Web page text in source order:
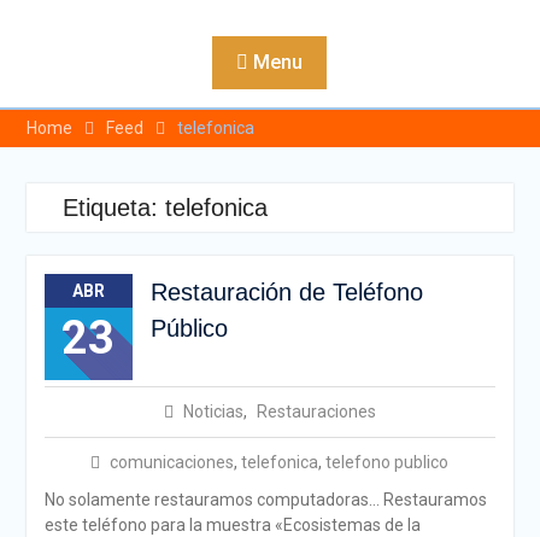
Menu
Home Feed telefonica
Etiqueta: telefonica
ABR
23
Restauración de Teléfono
Público
Noticias, Restauraciones
comunicaciones,telefonica,telefono publico
No solamente restauramos computadoras… Restauramos
este teléfono para la muestra «Ecosistemas de la